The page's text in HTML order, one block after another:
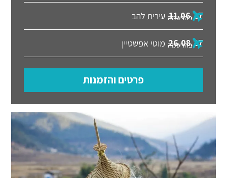
11.06.27 עירית להב בהרשמה
26.08.27 מוטי אפשטיין בהרשמה
פרטים והזמנות